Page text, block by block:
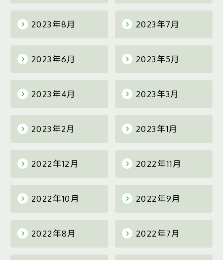
2023年8月 2023年7月
2023年6月 2023年5月
2023年4月 2023年3月
2023年2月 2023年1月
2022年12月 2022年11月
2022年10月 2022年9月
2022年8月 2022年7月